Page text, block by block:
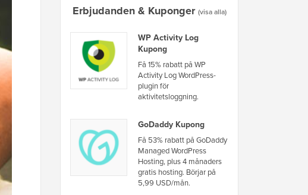
Erbjudanden & Kuponger (visa alla)
WP Activity Log
Kupong
Få 15% rabatt på WP
Activity Log WordPress-
plugin för
aktivitetsloggning.
GoDaddy Kupong
Få 53% rabatt på GoDaddy
Managed WordPress
Hosting, plus 4 månaders
gratis hosting. Börjar på
5,99 USD/mån.